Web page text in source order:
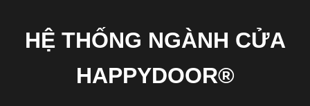
HỆ THỐNG NGÀNH CỬA
HAPPYDOOR®